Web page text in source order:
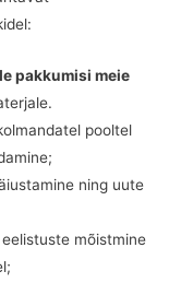
pakkumisi meie
pooltel
ning uute
mõistmine